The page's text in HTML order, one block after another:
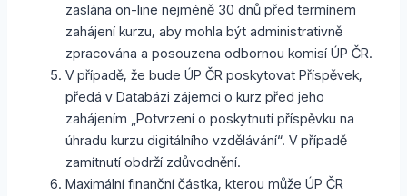
zaslána on-line nejméně 30 dnů před termínem
zahájení kurzu, aby mohla být administrativně
zpracována a posouzena odbornou komisí ÚP ČR.
V případě, že bude ÚP ČR poskytovat Příspěvek,
předá v Databázi zájemci o kurz před jeho
zahájením „Potvrzení o poskytnutí příspěvku na
úhradu kurzu digitálního vzdělávání“. V případě
zamítnutí obdrží zdůvodnění.
Maximální finanční částka, kterou může ÚP ČR